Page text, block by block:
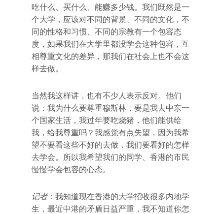
吃什么、买什么、能赚多少钱。我们既然是一
个大学，应该对不同的背景、不同的文化，不
同的性格和习惯、不同的宗教有一个包容态
度，如果我们在大学里都没学会这种包容，互
相尊重文化的差异，那我们在社会上也不会这
样去做。
当然我这样讲，也有不少人表示反对。他们
说：我为什么要尊重穆斯林，要是我去中东一
个国家生活，我过年要吃烧猪，他们能供给
我，给我尊重吗？我感觉有点失望，因为我希
望不要看这些不好的去做，我们要看好的怎样
去学会。所以我希望我们的同学、香港的市民
慢慢学会包容的心态。
记者：我知道现在香港的大学招收很多内地学
生，最近中港的矛盾日益严重，我不知道你怎